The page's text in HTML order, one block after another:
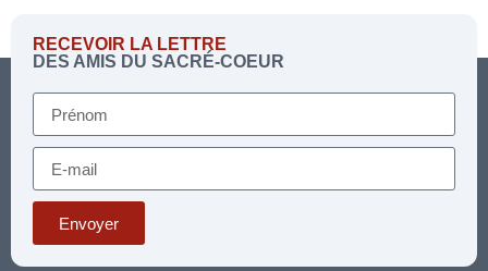
RECEVOIR LA LETTRE
DES AMIS DU SACRÉ-COEUR
Envoyer